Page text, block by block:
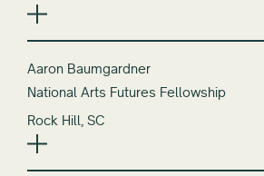
Aaron Baumgardner
National Arts Futures Fellowship
Rock Hill, SC